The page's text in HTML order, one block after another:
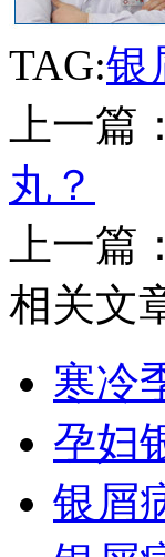
TAG:银
上一篇：
丸？
上一篇：
相关文
寒冷
孕妇
银屑